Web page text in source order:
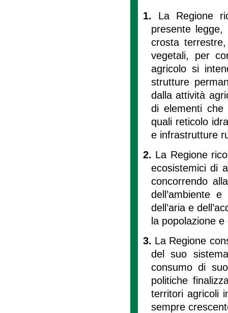
1. La Regione
presente legge,
crosta
vegetali, per
agricolo si
strutture
dalla attività
di elementi che
quali reticolo
e infrastrutture
2. La Regione
ecosistemici di
concorrendo
dell’ambiente
dell’aria e
la popolazione
3. La Regione
del suo
consumo di
politiche
territori agricoli
sempre